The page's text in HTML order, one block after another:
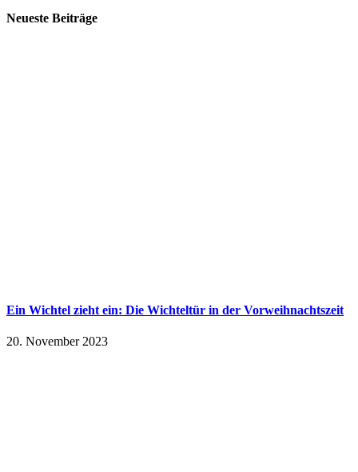
Neueste Beiträge
Ein Wichtel zieht ein: Die Wichteltür in der Vorweihnachtszeit
20. November 2023